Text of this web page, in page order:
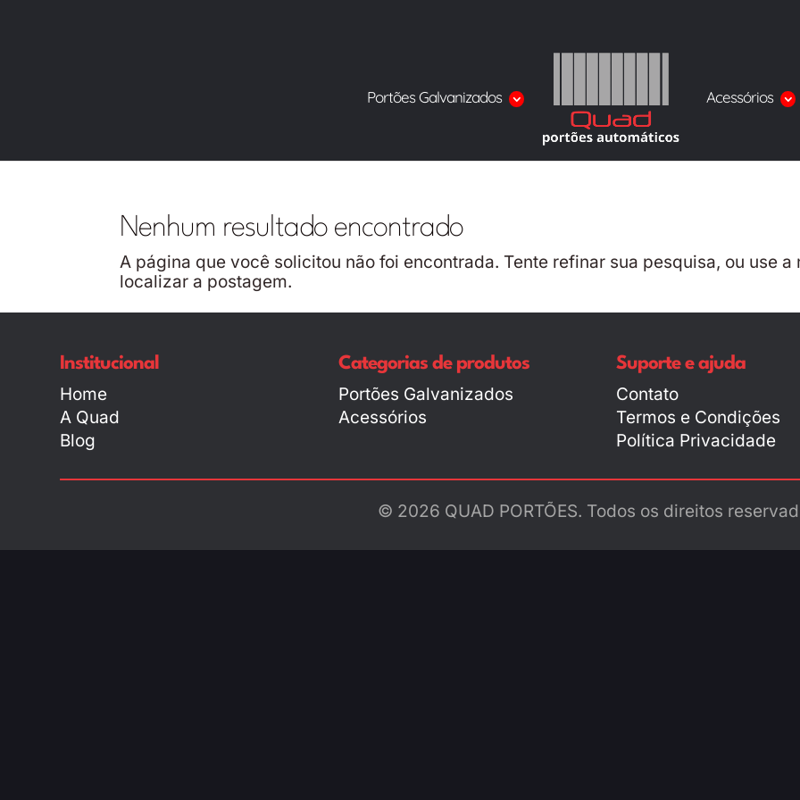
Portões Galvanizados Acessórios
Nenhum resultado encontrado
A página que você solicitou não foi encontrada. Tente refinar sua pesquisa, ou use
localizar a postagem.
Institucional
Home
A Quad
Blog
Categorias de produtos
Portões Galvanizados
Acessórios
Suporte e ajuda
Contato
Termos e Condições
Política Privacidade
© 2026 QUAD PORTÕES. Todos os direitos